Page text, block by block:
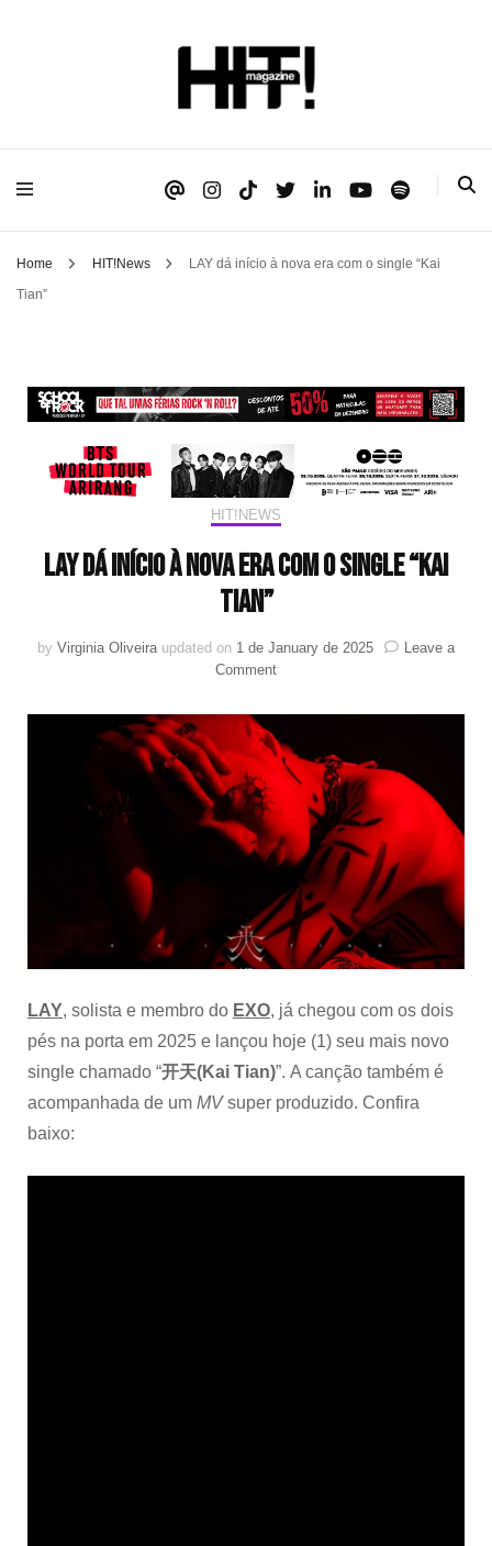
HIT!Magazine
Home HIT!News
LAY dá início à nova era com o single “Kai
Tian”
HIT!NEWS
LAY dá início à nova era com o single “Kai
Tian”
by Virginia Oliveira updated on 1 de January de 2025
Leave a
Commenton
dá
à
nova
com
o
single
“Kai
Tian”
LAY, solista e membro do EXO, já chegou com os dois
pés na porta em 2025 e lançou hoje (1) seu mais novo
single chamado “开天(Kai Tian)”. A canção também é
acompanhada de um MVsuper produzido. Confira
baixo: